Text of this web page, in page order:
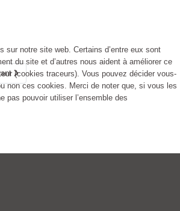
d'intention de projet relative au schéma
suivant : CONCOURS MAISONS ET JARDINS
sur notre site web. Certains d’entre eux sont
du site et d’autres nous aident à améliorer ce
(cookies traceurs). Vous pouvez décider vous-
non ces cookies. Merci de noter que, si vous les
pas pouvoir utiliser l’ensemble des